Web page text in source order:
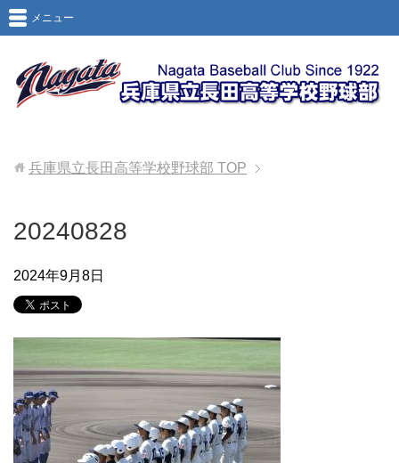
メニュー
兵庫県立長田高等学校野球部 TOP
20240828
2024年9月8日